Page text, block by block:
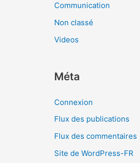
Communication
Non classé
Videos
Méta
Connexion
Flux des publications
Flux des commentaires
Site de WordPress-FR